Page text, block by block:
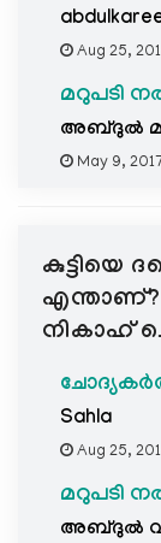
Aug 25,
മറുപടി
അബ്ദുല്‍
May 9,
കുട്ടിയെ
എന്താണ്?
നികാഹ്
Sahla
Aug 25,
മറുപടി
അബ്ദുല്‍